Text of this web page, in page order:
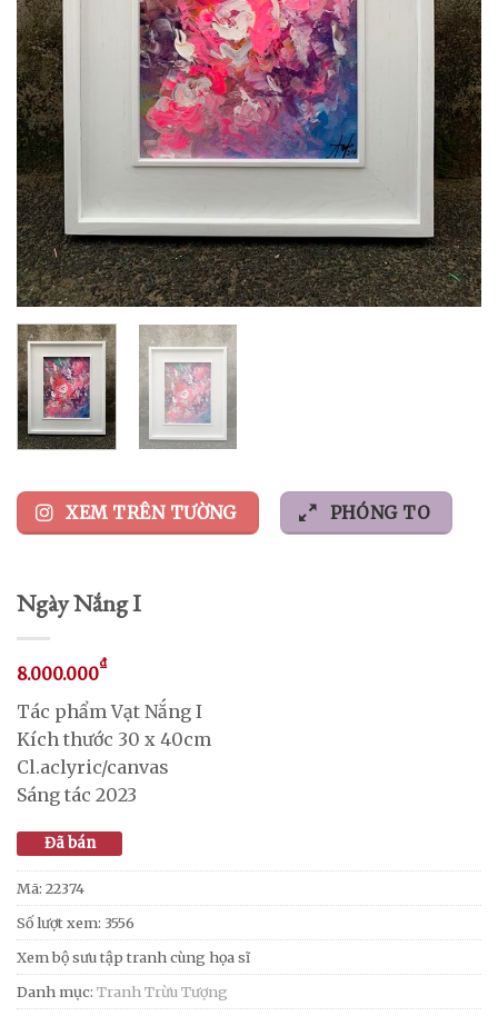
XEM TRÊN TƯỜNG PHÓNG TO
Ngày Nắng I
8.000.000₫
Tác phẩm Vạt Nắng I
Kích thước 30 x 40cm
Cl.aclyric/canvas
Sáng tác 2023
Đã bán
Mã: 22374
Số lượt xem: 3556
Xem bộ sưu tập tranh cùng họa sĩ
Danh mục: Tranh Trừu Tượng